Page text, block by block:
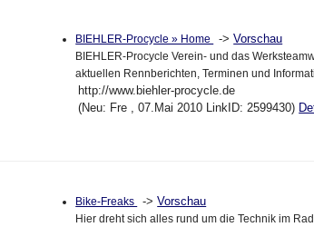
BIEHLER-Procycle » Home ->Vorschau
BIEHLER-Procycle Verein- und das
aktuellen Rennberichten, Terminen und
http://www.biehler-procycle.de
(Neu: Fre , 07.Mai 2010 LinkID: 2599430)
Bike-Freaks ->Vorschau
Hier dreht sich alles rund um die Technik im